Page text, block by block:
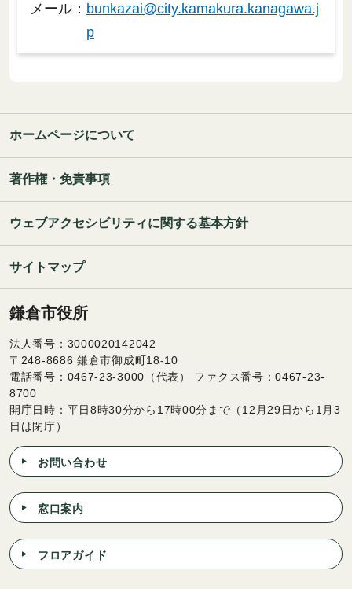
メール： bunkazai@city.kamakura.kanagawa.j
p
ホームページについて
著作権・免責事項
ウェブアクセシビリティに関する基本方針
サイトマップ
鎌倉市役所
法人番号：3000020142042
〒248-8686 鎌倉市御成町18-10
電話番号：0467-23-3000（代表） ファクス番号：0467-23-
8700
開庁日時：平日8時30分から17時00分まで（12月29日から1月3
日は閉庁）
お問い合わせ
窓口案内
フロアガイド